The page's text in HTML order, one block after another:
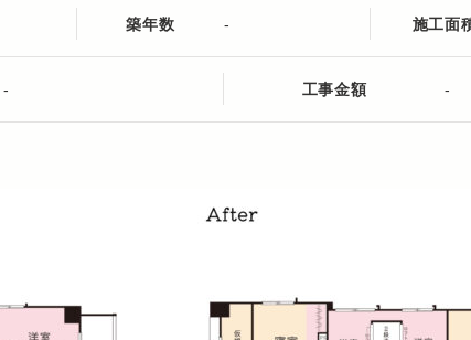
築年数 - 施工面
- 工事金額 -